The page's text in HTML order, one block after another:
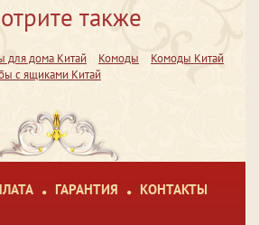
также
для дома Китай Комоды
Комоды Китай
с ящиками Китай
ГАРАНТИЯ КОНТАКТЫ